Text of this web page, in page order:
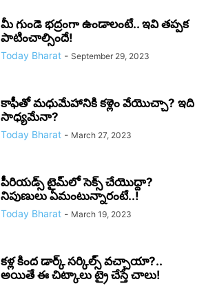
మీ గుండె భద్రంగా ఉండాలంటే.. ఇవి తప్పక
పాటించాల్సిందే!
Today Bharat - September 29, 2023
కాఫీతో మధుమేహానికి కళ్లెం వేయొచ్చా? ఇది
సాధ్యమేనా?
Today Bharat - March 27, 2023
పీరియడ్స్ టైమ్‌లో సెక్స్ చేయొద్దా?
నిపుణులు ఏమంటున్నారంటే..!
Today Bharat - March 19, 2023
కళ్ల కింద డార్క్ సర్కిల్స్ వచ్చాయా?..
అయితే ఈ చిట్కాలు ట్రై చేస్తే చాలు!